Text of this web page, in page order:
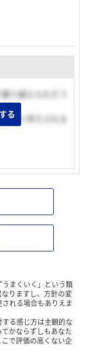
り越えられそう
ると考えられる
る
まくいく」という類
りますし、方針の変
れる場合もありえま
る感じ方は主観的な
かならずしもあなた
で評価の高くない企